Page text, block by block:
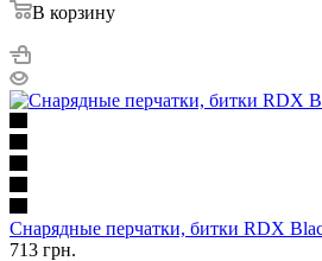
В корзину
Снарядные перчатки, битки RDX
713 грн.